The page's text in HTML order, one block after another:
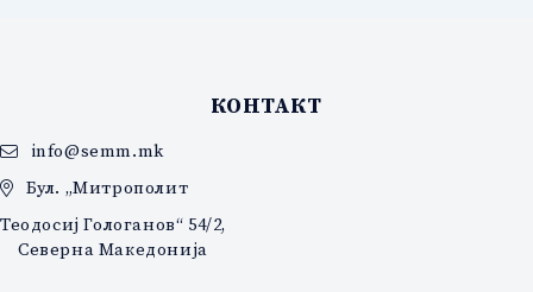
КОНТАКТ
info@semm.mk
Бул. „Митрополит
Теодосиј Гологанов“ 54/2,
Северна Македонија